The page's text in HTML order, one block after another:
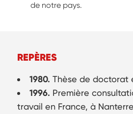
de notre pays.
REPÈRES
1980. Thèse de doctorat
1996. Première
travail en France, à Nanterre